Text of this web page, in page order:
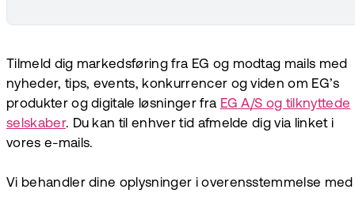
Tilmeld dig markedsføring fra EG og modtag mails med
nyheder, tips, events, konkurrencer og viden om EG’s
produkter og digitale løsninger fra EG A/S og tilknyttede
selskaber. Du kan til enhver tid afmelde dig via linket i
vores e-mails.
Vi behandler dine oplysninger i overensstemmelse med